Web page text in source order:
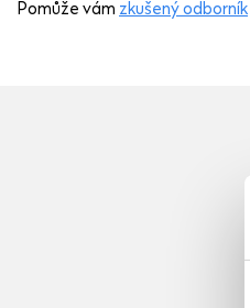
Pomůže vám zkušený odborník